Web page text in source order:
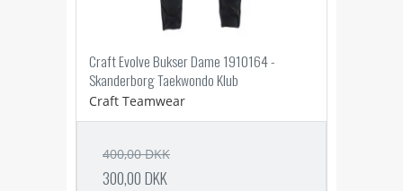
Craft Evolve Bukser Dame 1910164 -
Skanderborg Taekwondo Klub
Craft Teamwear
400,00 DKK
300,00 DKK